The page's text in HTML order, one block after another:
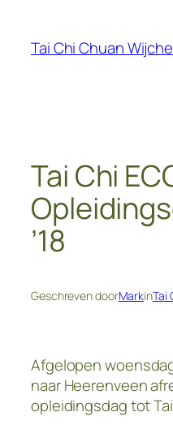
Tai Chi Chuan
Tai Chi
’18
Geschreven doorMarkinTai
Afgelopen
naar Heerenveen
opleidingsdag tot